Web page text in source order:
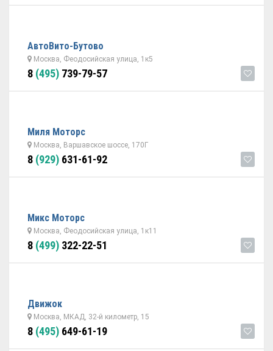
АвтоВито-Бутово
Москва, Феодосийская улица, 1к5
8 (495) 739-79-57
Миля Моторс
Москва, Варшавское шоссе, 170Г
8 (929) 631-61-92
Микс Моторс
Москва, Феодосийская улица, 1к11
8 (499) 322-22-51
Движок
Москва, МКАД, 32-й километр, 15
8 (495) 649-61-19